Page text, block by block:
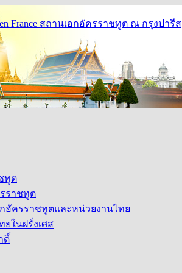
France สถานเอกอัครราชทูต ณ กรุงปารีส
ทูต
ราชทูต
อัครราชทูตและหน่วยงานไทย
ในฝรั่งเศส
ดิ์